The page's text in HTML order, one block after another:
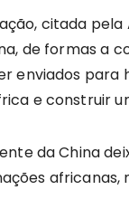
citada
de formas a
enviados
e construir
da China
africanas,